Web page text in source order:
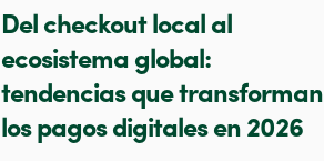
Del checkout local al
ecosistema global:
tendencias que transforman
los pagos digitales en 2026